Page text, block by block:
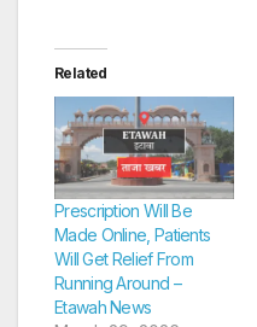
Related
Prescription Will Be
Made Online, Patients
Will Get Relief From
Running Around –
Etawah News